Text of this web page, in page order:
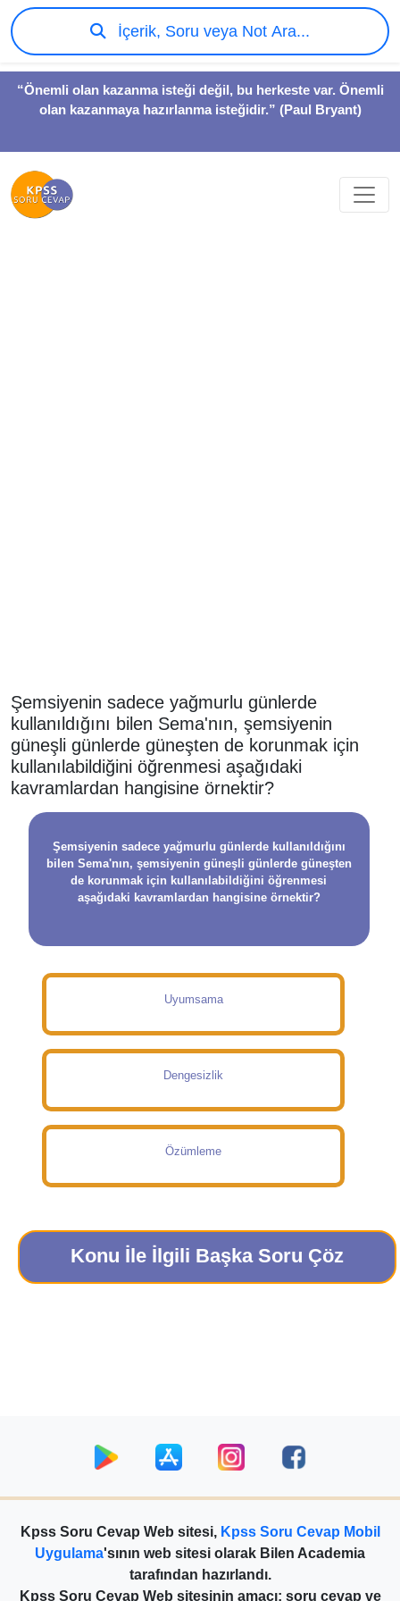
“Önemli olan kazanma isteği değil, bu herkeste var. Önemli
olan kazanmaya hazırlanma isteğidir.” (Paul Bryant)
İçerik, Soru veya Not Ara...
Şemsiyenin sadece yağmurlu günlerde
kullanıldığını bilen Sema'nın, şemsiyenin
güneşli günlerde güneşten de korunmak için
kullanılabildiğini öğrenmesi aşağıdaki
kavramlardan hangisine örnektir?
Şemsiyenin sadece yağmurlu günlerde kullanıldığını
bilen Sema'nın, şemsiyenin güneşli günlerde güneşten
de korunmak için kullanılabildiğini öğrenmesi
aşağıdaki kavramlardan hangisine örnektir?
Uyumsama
Dengesizlik
Özümleme
Konu İle İlgili Başka Soru Çöz
Kpss Soru Cevap Web sitesi, Kpss Soru Cevap Mobil
Uygulama'sının web sitesi olarak Bilen Academia
tarafından hazırlandı.
Kpss Soru Cevap Web sitesinin amacı; soru cevap ve